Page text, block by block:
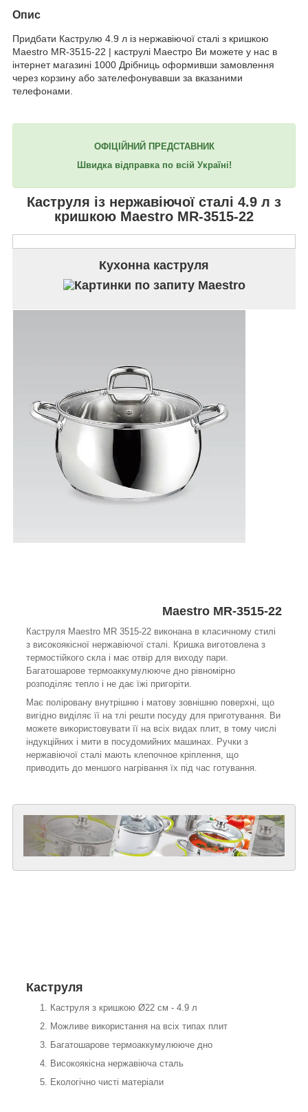
Опис
Придбати Каструлю 4.9 л із нержавіючої сталі з кришкою
Maestro MR-3515-22 | каструлі Маестро Ви можете у нас в
інтернет магазині 1000 Дрібниць оформивши замовлення
через корзину або зателефонувавши за вказаними
телефонами.
ОФІЦІЙНИЙ ПРЕДСТАВНИК
Швидка відправка по всій Україні!
Каструля із нержавіючої сталі 4.9 л з
кришкою Maestro MR-3515-22
Кухонна каструля
Maestro MR-3515-22
Каструля Maestro MR 3515-22 виконана в класичному стилі
з високоякісної нержавіючої сталі. Кришка виготовлена з
термостійкого скла і має отвір для виходу пари.
Багатошарове термоаккумулююче дно рівномірно
розподіляє тепло і не дає їжі пригоріти.
Має поліровану внутрішню і матову зовнішню поверхні, що
вигідно виділяє її на тлі решти посуду для приготування. Ви
можете використовувати її на всіх видах плит, в тому числі
індукційних і мити в посудомийних машинах. Ручки з
нержавіючої сталі мають клепочное кріплення, що
приводить до меншого нагрівання їх під час готування.
Каструля
Каструля з кришкою Ø22 см - 4.9 л
Можливе використання на всіх типах плит
Багатошарове термоаккумулююче дно
Високоякісна нержавіюча сталь
Екологічно чисті матеріали